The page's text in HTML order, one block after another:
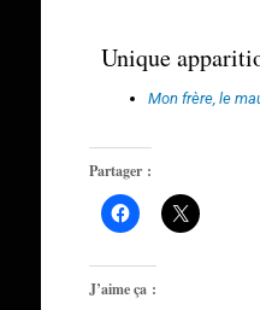
Unique
Mon frère, le
Partager :
J’aime ça :